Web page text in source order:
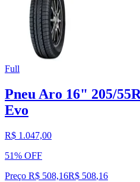
Full
Pneu Aro 16" 205/
Evo
R$ 1.047,00
51% OFF
Preço R$ 508,16R$ 508,16